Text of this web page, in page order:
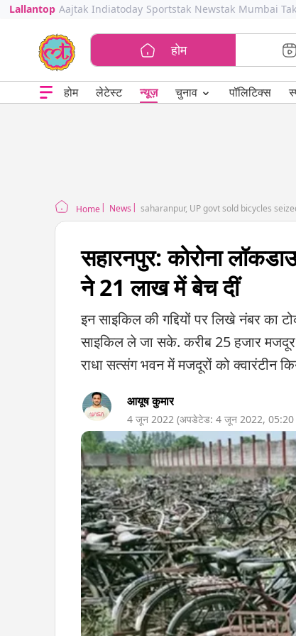
Lallantop Aajtak Indiatoday Sportstak Newstak Mumbai Tak
होम
होम लेटेस्ट न्यूज़ चुनाव ⌄ पॉलिटिक्स
Home News saharanpur, UP govt sold bicycles
सहारनपुर: कोरोना
ने 21 लाख में बेच दीं
इन साइकिल की गद्दियों पर लिखे नंबर का
साइकिल ले जा सके. करीब 25 हजार
राधा सत्संग भवन में मजदूरों को क्वारंटीन
आयूष कुमार
4 जून 2022 (अपडेटेड: 4 जून 2022, 05:20